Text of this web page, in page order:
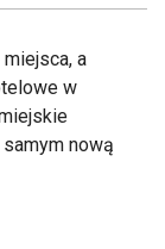
a
w
nową